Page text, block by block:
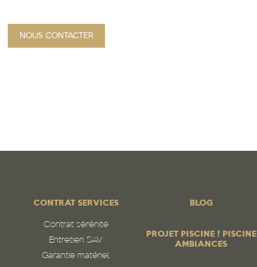
NOUS CONTACTER
CONTRAT SERVICES
Contrat sérénité
Entretien SAV
Garantie matériel
BLOG
PROJET PISCINE ! PISCINE
AMBIANCES